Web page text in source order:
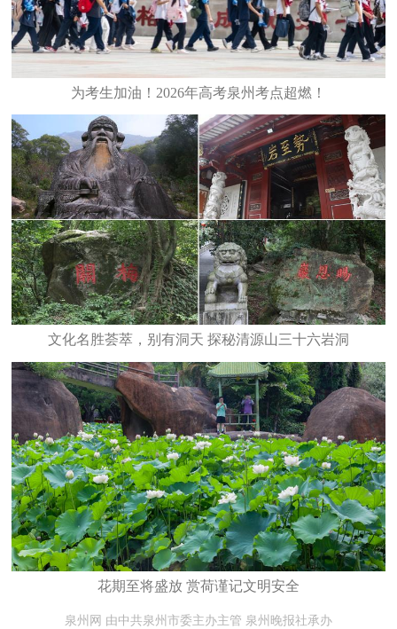
为考生加油！2026年高考泉州考点超燃！
文化名胜荟萃，别有洞天 探秘清源山三十六岩洞
花期至将盛放 赏荷谨记文明安全
泉州网 由中共泉州市委主办主管 泉州晚报社承办